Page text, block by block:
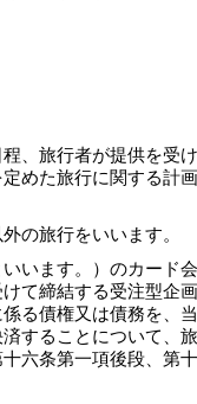
、旅行者が提供を受
めた旅行に関する計
の旅行をいいます。
います。）のカード
て締結する受注型企
る債権又は債務を、
することについて、
六条第一項後段、第